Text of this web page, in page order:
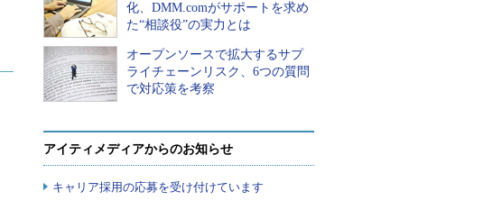
化、DMM.comがサポートを求め
た“相談役”の実力とは
オープンソースで拡大するサプ
ライチェーンリスク、6つの質問
で対応策を考察
アイティメディアからのお知らせ
キャリア採用の応募を受け付けています